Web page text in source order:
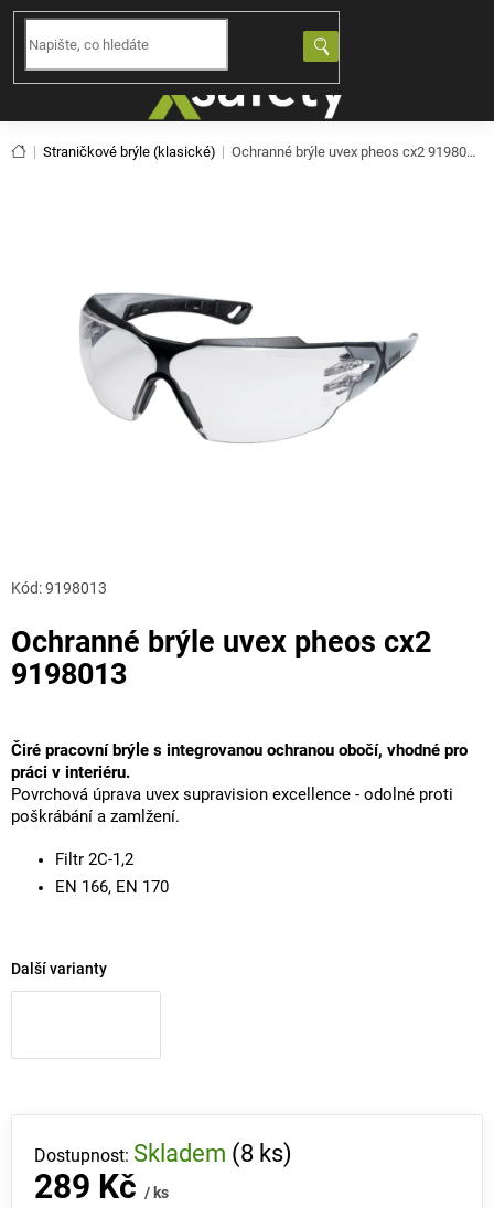
Přejít
obsah
Domů
Straničkové brýle (klasické) Ochranné brýle uvex pheos cx2 9198013
Ochranné brýle uvex pheos cx2
9198013
Kód:9198013
Čiré pracovní brýle s integrovanou ochranou obočí, vhodné pro
práci v interiéru.
Povrchová úprava uvex supravision excellence - odolné proti
poškrábání a zamlžení.
Filtr 2C-1,2
EN 166, EN 170
Další varianty
289 Kč / ks
Skladem (8 ks)